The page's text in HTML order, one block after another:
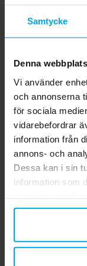
Samtycke
Denna
Vi använder
och annonserna
för sociala
vidarebefordrar
information från
annons- och
Dessa kan i sin
information som
närsomhelst
Kalastutor